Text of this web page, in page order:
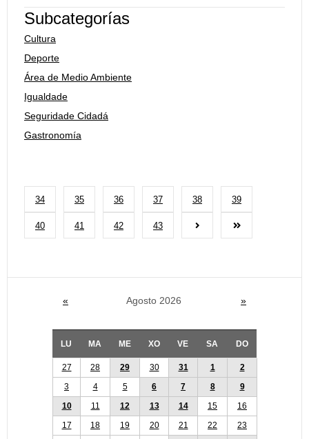
Subcategorías
Cultura
Deporte
Área de Medio Ambiente
Igualdade
Seguridade Cidadá
Gastronomía
34 35 36 37 38 39
40 41 42 43
« Agosto 2026 »
LU MA ME XO VE SA DO
27 28 29 30 31 1
2
3
4 5 6 7 8
9
10
11 12 13 14 15
16
17
18 19 20 21 22
23